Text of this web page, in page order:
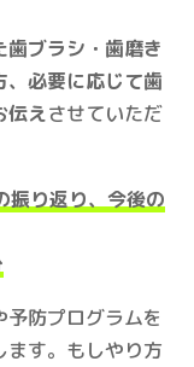
歯ブラシ・歯磨き
、必要に応じて歯
伝えさせていただ
振り返り、今後の
防プログラムを
ます。もしやり方